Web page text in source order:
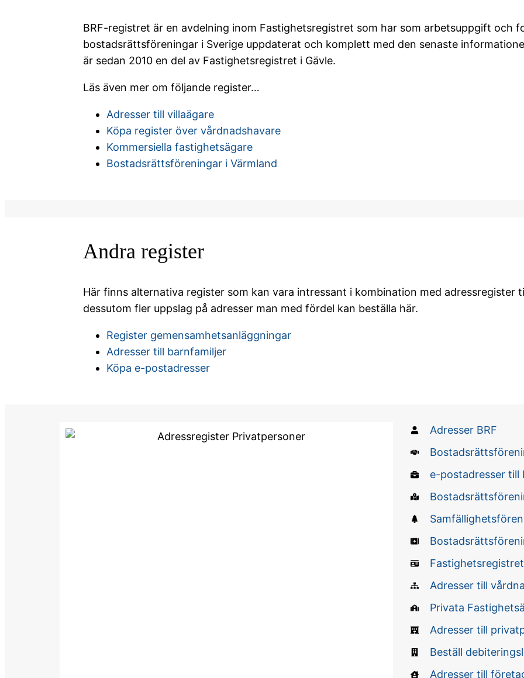
BRF-registret är en avdelning inom Fastighetsregistret som har som arbetsuppgift och
bostadsrättsföreningar i Sverige uppdaterat och komplett med den senaste
är sedan 2010 en del av Fastighetsregistret i Gävle.
Läs även mer om följande register…
Adresser till villaägare
Köpa register över vårdnadshavare
Kommersiella fastighetsägare
Bostadsrättsföreningar i Värmland
Andra register
Här finns alternativa register som kan vara intressant i kombination med adressregister
dessutom fler uppslag på adresser man med fördel kan beställa här.
Register gemensamhetsanläggningar
Adresser till barnfamiljer
Köpa e-postadresser
Adresser BRF
e-postadresser
Fastighetsregistret
Adresser till
Privata
Adresser till
Beställ
Adresser till